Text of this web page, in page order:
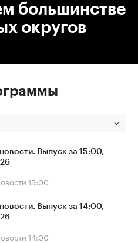
большинстве
округов
Выпуск за 15:00,
15:00
новости. Выпуск за 14:00,
14:00